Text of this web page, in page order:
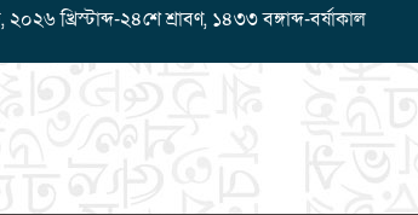
২৪শে শ্রাবণ, ১৪৩৩ বঙ্গাব্দ-বর্ষাকাল